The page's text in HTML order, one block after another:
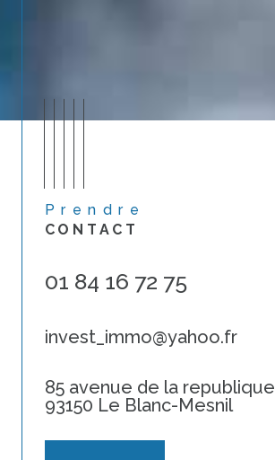
Prendre
CONTACT
01 84 16 72 75
invest_immo@yahoo.fr
85 avenue de la republique
93150 Le Blanc-Mesnil